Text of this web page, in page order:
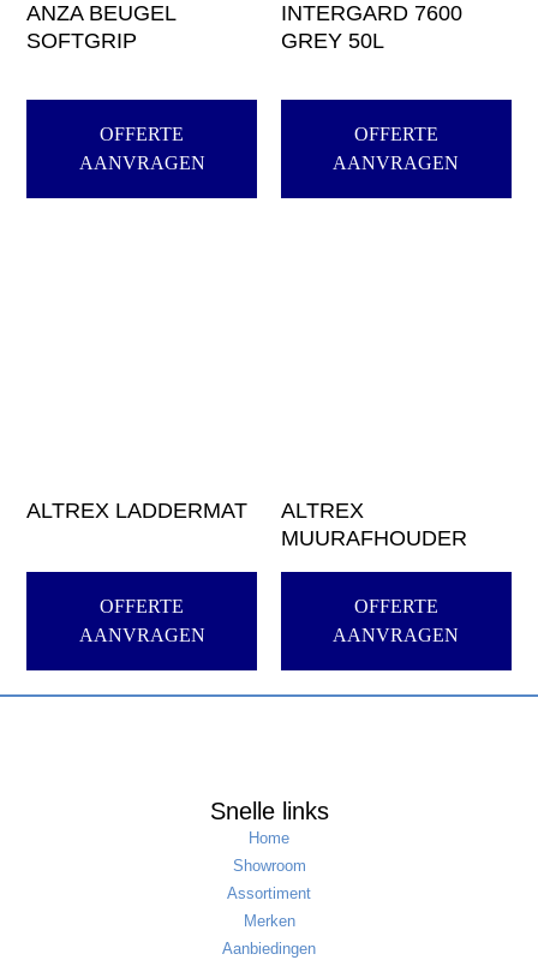
ANZA BEUGEL
SOFTGRIP
OFFERTE
AANVRAGEN
INTERGARD 7600
GREY 50L
OFFERTE
AANVRAGEN
ALTREX LADDERMAT
OFFERTE
AANVRAGEN
ALTREX
MUURAFHOUDER
OFFERTE
AANVRAGEN
Snelle links
Home
Showroom
Assortiment
Merken
Aanbiedingen